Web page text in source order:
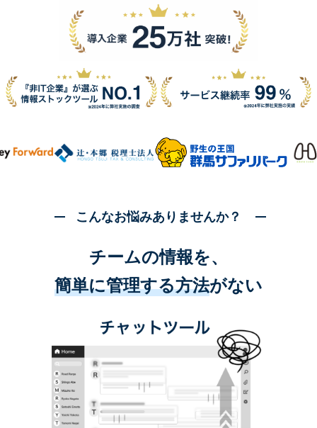
こんなお悩みありませんか？
チームの情報を、
簡単に管理する方法がない